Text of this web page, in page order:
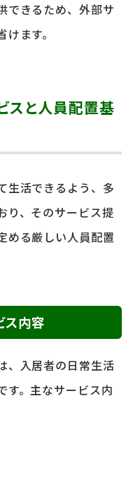
できるため、外部サ
ます。
スと人員配置基
生活できるよう、多
り、そのサービス提
める厳しい人員配置
ス内容
、入居者の日常生活
す。主なサービス内